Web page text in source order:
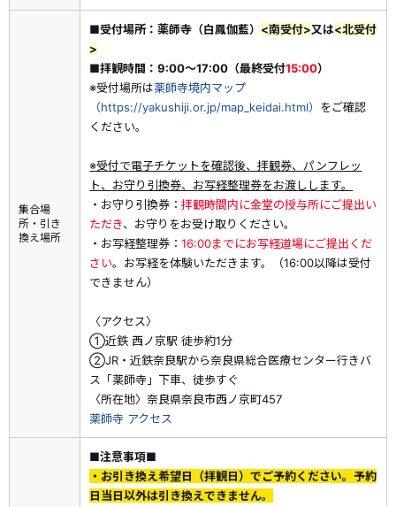
ご本尊「薬師如来」の文字と「薬壺（やっこ）」の朱印が入っ
たアクリルのお守りは、法要の際に金堂で撒かれる「散華（さ
をかたどった特別仕様。刺繍のモチーフは、薬師如来
がいらっしゃる「金堂」と、薬師如来を支える台座に描かれた
です。
設定期間：2026年4月1日（水）～9月30日（水）
※行事等の都合により、拝観エリアが一部制限される場合や、
通常とは異なる環境での拝観となる場合がございます。あらか
じめご了承ください。
集合場
所・引き
換え場所
■受付場所：薬師寺（白鳳伽藍） <南受付>又は<北受付
>
■拝観時間：9:00～17:00（最終受付15:00）
※受付場所は薬師寺境内マップ
（https://yakushiji.or.jp/map_keidai.html）
をご確認
ください。
※受付で電子チケットを確認後、拝観券、パンフレッ
ト、お守り引換券、お写経整理券をお渡しします。
・お守り引換券：拝観時間内に金堂の授与所にご提出い
ただき、お守りをお受け取りください。
・お写経整理券：16:00までにお写経道場にご提出くだ
さい。お写経を体験いただきます。（16:00以降は受付
できません）
〈アクセス〉
①近鉄 西ノ京駅 徒歩約1分
②JR・近鉄奈良駅から奈良県総合医療センター行きバ
ス「薬師寺」下車、徒歩すぐ
〈所在地〉奈良県奈良市西ノ京町457
薬師寺 アクセス
■注意事項■
・お引き換え希望日（拝観日）でご予約ください。予約
日当日以外は引き換えできません。